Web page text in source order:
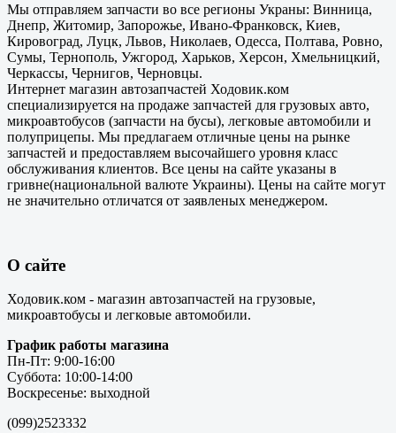
Мы отправляем запчасти во все регионы Украны: Винница,
Днепр, Житомир, Запорожье, Ивано-Франковск, Киев,
Кировоград, Луцк, Львов, Николаев, Одесса, Полтава, Ровно,
Сумы, Тернополь, Ужгород, Харьков, Херсон, Хмельницкий,
Черкассы, Чернигов, Черновцы.
Интернет магазин автозапчастей Ходовик.ком
специализируется на продаже запчастей для грузовых авто,
микроавтобусов (запчасти на бусы), легковые автомобили и
полуприцепы. Мы предлагаем отличные цены на рынке
запчастей и предоставляем высочайшего уровня класс
обслуживания клиентов. Все цены на сайте указаны в
гривне(национальной валюте Украины). Цены на сайте могут
не значительно отличатся от заявленых менеджером.
О сайте
Ходовик.ком - магазин автозапчастей на грузовые,
микроавтобусы и легковые автомобили.
График работы магазина
Пн-Пт: 9:00-16:00
Суббота: 10:00-14:00
Воскресенье: выходной
(099)2523332